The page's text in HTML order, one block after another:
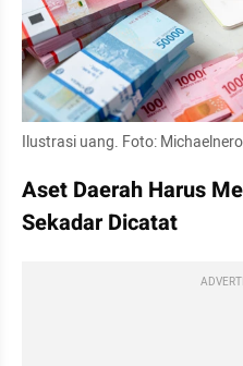
Ilustrasi uang. Foto:
Aset Daerah Harus
Sekadar Dicatat